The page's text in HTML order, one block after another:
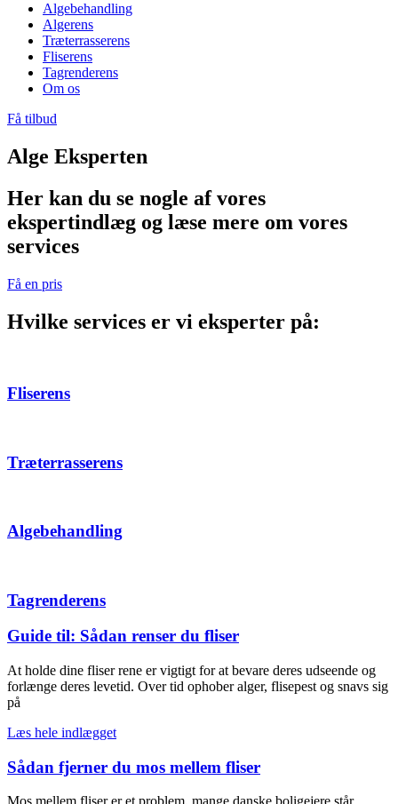
Algebehandling
Algerens
Træterrasserens
Fliserens
Tagrenderens
Om os
Få tilbud
Alge Eksperten
Her kan du se nogle af vores
ekspertindlæg og læse mere om vores
services
Få en pris
Hvilke services er vi eksperter på:
Fliserens
Træterrasserens
Algebehandling
Tagrenderens
Guide til: Sådan renser du fliser
At holde dine fliser rene er vigtigt for at bevare deres udseende og
forlænge deres levetid. Over tid ophober alger, flisepest og snavs sig
på
Læs hele indlægget
Sådan fjerner du mos mellem fliser